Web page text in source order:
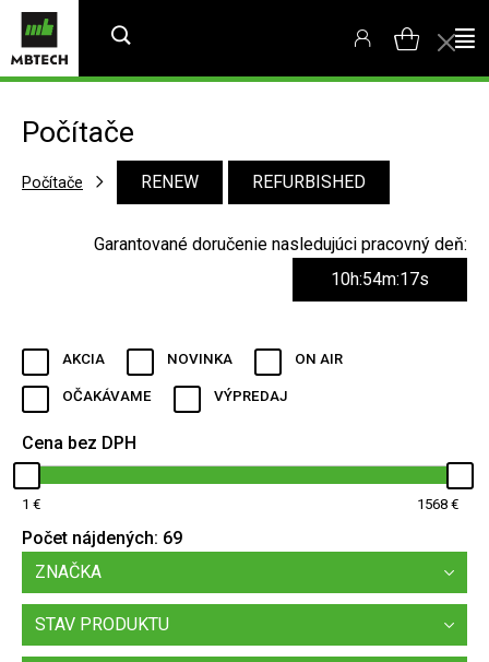
Počítače
Počítače RENEW REFURBISHED
Garantované doručenie nasledujúci pracovný deň:
10h:54m:16s
AKCIA NOVINKA ON AIR
OČAKÁVAME VÝPREDAJ
Cena bez DPH
1 1568
Počet nájdených: 69
ZNAČKA
STAV PRODUKTU